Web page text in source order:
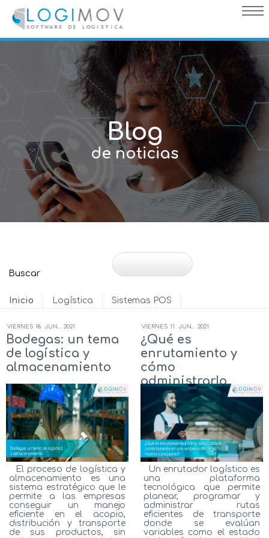
query failed, Table 'nwproject5_logimov.preload_images' doesn't
exist::SQL Query: /*qc=on*/ select * from preload_images where
pagina=15
Blog
de noticias
Inicio Logística Sistemas POS
VIERNES 18 JUN... 2021
Bodegas: un tema
de logística y
almacenamiento
El proceso de logística y
almacenamiento es una
sistema estratégico que le
permite a las empresas
conseguir un manejo
eficiente en el acopio,
distribución y transporte
de sus productos, sin
VIERNES 11 JUN... 2021
¿Qué es
enrutamiento y
cómo
administrarlo
correctamente en
una empresa de
carga masiva y
paqueteo?
Un enrutador logístico es
una plataforma
tecnológica que permite
planear, programar y
administrar rutas
eficientes de transporte
donde se evalúan
variables como el estado